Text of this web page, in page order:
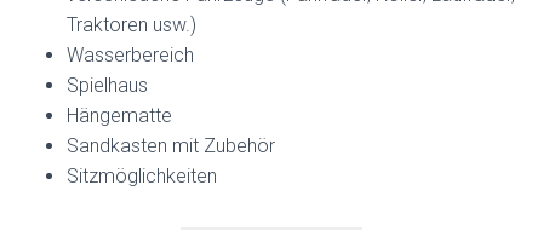
Traktoren usw.)
Wasserbereich
Spielhaus
Hängematte
Sandkasten mit Zubehör
Sitzmöglichkeiten